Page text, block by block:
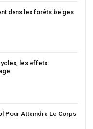
dans les forêts belges
les effets
Pour Atteindre Le Corps